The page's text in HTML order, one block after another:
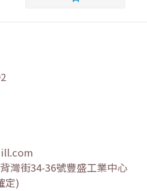
灣街34-36號豐盛工業中心
定)